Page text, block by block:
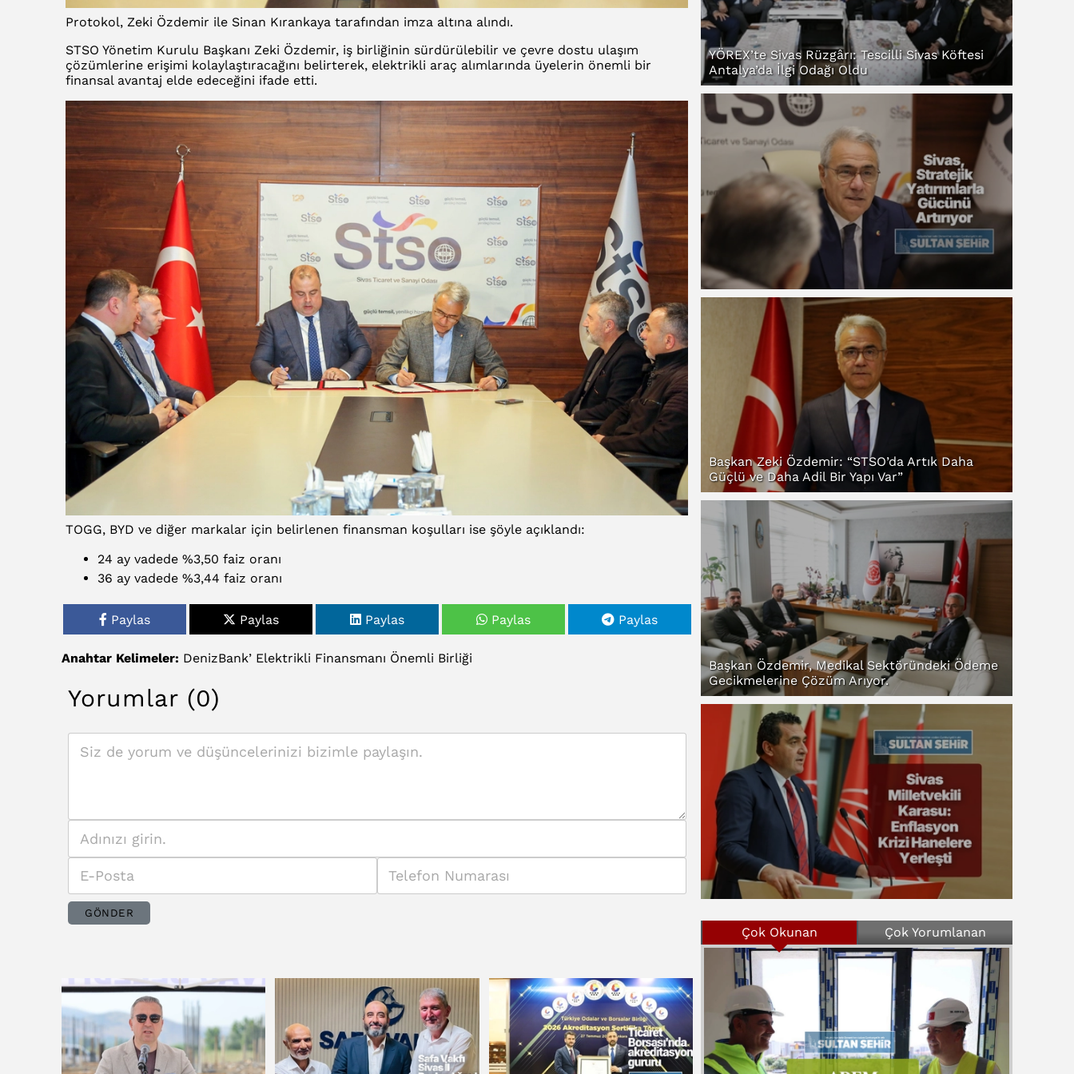
Protokol, Zeki Özdemir ile Sinan Kırankaya tarafından imza altına alındı.
STSO Yönetim Kurulu Başkanı Zeki Özdemir, iş birliğinin sürdürülebilir ve çevre dostu ulaşım
çözümlerine erişimi kolaylaştıracağını belirterek, elektrikli araç alımlarında üyelerin önemli bir
finansal avantaj elde edeceğini ifade etti.
TOGG, BYD ve diğer markalar için belirlenen finansman koşulları ise şöyle açıklandı:
24 ay vadede %3,50 faiz oranı
36 ay vadede %3,44 faiz oranı
Paylas Paylas Paylas Paylas Paylas
Anahtar Kelimeler: DenizBank’ Elektrikli Finansmanı Önemli Birliği
Yorumlar (0)
GÖNDER
YÖREX’te Sivas Rüzgârı: Tescilli Sivas Köftesi
Antalya’da İlgi Odağı Oldu
Başkan Zeki Özdemir: “STSO’da Artık Daha
Güçlü ve Daha Adil Bir Yapı Var”
Başkan Özdemir, Medikal Sektöründeki Ödeme
Gecikmelerine Çözüm Arıyor.
Çok Okunan Çok Yorumlanan